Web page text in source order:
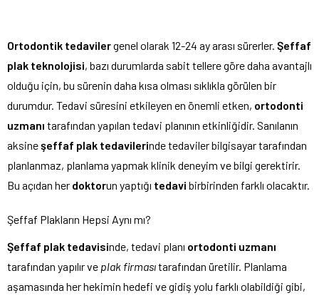
Ortodontik tedavilergenel olarak 12-24 ay arası sürerler. Şeffaf
plak teknolojisi, bazı durumlarda sabit tellere göre daha avantajlı
olduğu için, bu sürenin daha kısa olması sıklıkla görülen bir
durumdur. Tedavi süresini etkileyen en önemli etken, ortodonti
uzmanı tarafından yapılan tedavi planının etkinliğidir. Sanılanın
aksineşeffaf plak tedavilerinde tedaviler bilgisayar tarafından
planlanmaz, planlama yapmak klinik deneyim ve bilgi gerektirir.
Bu açıdan her doktorun yaptığı tedavi birbirinden farklı olacaktır.
Şeffaf Plakların Hepsi Aynı mı?
Şeffaf plak tedavisinde, tedavi planı ortodonti uzmanı
tarafından yapılır ve plak firmasıtarafından üretilir. Planlama
aşamasında her hekimin hedefi ve gidiş yolu farklı olabildiği gibi,